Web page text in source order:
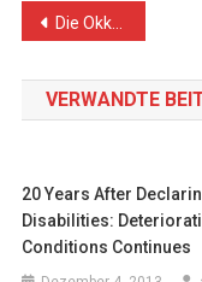
Die Okkupation zu verstecken lässt diese nicht verschwinden
VERWANDTE
20 Years After
Disabilities:
Conditions Continues